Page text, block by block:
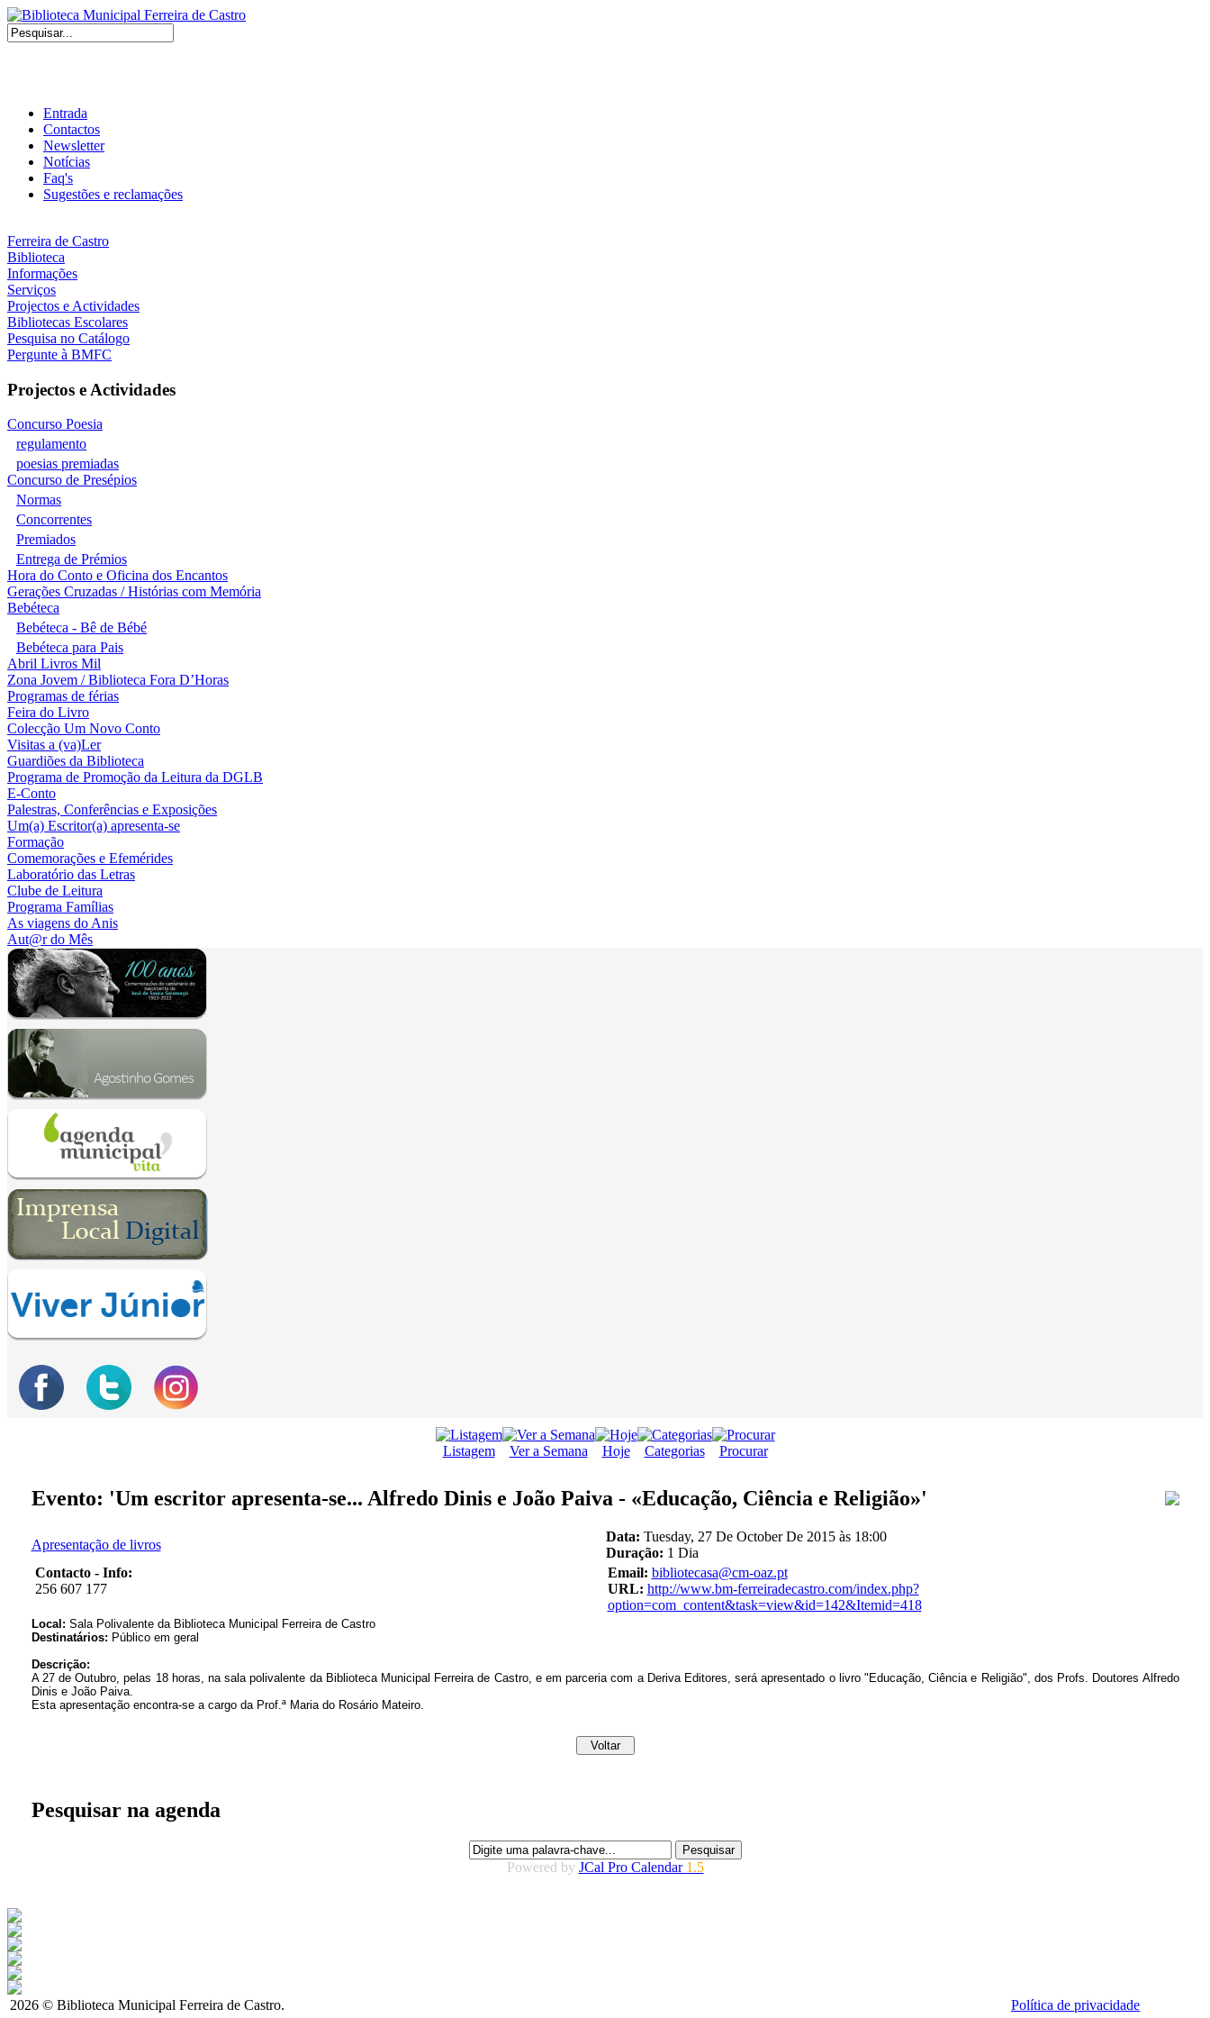
Entrada
Contactos
Newsletter
Notícias
Faq's
Sugestões e reclamações
Ferreira de Castro
Biblioteca
Informações
Serviços
Projectos e Actividades
Bibliotecas Escolares
Pesquisa no Catálogo
Pergunte à BMFC
Projectos e Actividades
Concurso Poesia
regulamento
poesias premiadas
Concurso de Presépios
Normas
Concorrentes
Premiados
Entrega de Prémios
Hora do Conto e Oficina dos Encantos
Gerações Cruzadas / Histórias com Memória
Bebéteca
Bebéteca - Bê de Bébé
Bebéteca para Pais
Abril Livros Mil
Zona Jovem / Biblioteca Fora D’Horas
Programas de férias
Feira do Livro
Colecção Um Novo Conto
Visitas a (va)Ler
Guardiões da Biblioteca
Programa de Promoção da Leitura da DGLB
E-Conto
Palestras, Conferências e Exposições
Um(a) Escritor(a) apresenta-se
Formação
Comemorações e Efemérides
Laboratório das Letras
Clube de Leitura
Programa Famílias
As viagens do Anis
Aut@r do Mês
Listagem Ver a Semana Hoje Categorias Procurar
Evento: 'Um escritor apresenta-se... Alfredo Dinis e João Paiva - «Educação, Ciência e Religião»'
Apresentação de livros
Data: Tuesday, 27 De October De 2015 às 18:00
Duração: 1 Dia
Contacto - Info:
256 607 177
Email: bibliotecasa@cm-oaz.pt
URL: http://www.bm-ferreiradecastro.com/index.php?
option=com_content&task=view&id=142&Itemid=418
Local: Sala Polivalente da Biblioteca Municipal Ferreira de Castro
Destinatários: Público em geral
Descrição:
A 27 de Outubro, pelas 18 horas, na sala polivalente da Biblioteca Municipal Ferreira de Castro, e em parceria com a Deriva Editores, será apresentado o livro "Educação, Ciência e Religião", dos Profs. Doutores Alfredo
Dinis e João Paiva.
Esta apresentação encontra-se a cargo da Prof.ª Maria do Rosário Mateiro.
Pesquisar na agenda
Powered by JCal Pro Calendar 1.5
2026 © Biblioteca Municipal Ferreira de Castro. Política de privacidade